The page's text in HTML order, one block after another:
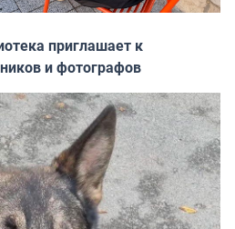
приглашает к
и фотографов